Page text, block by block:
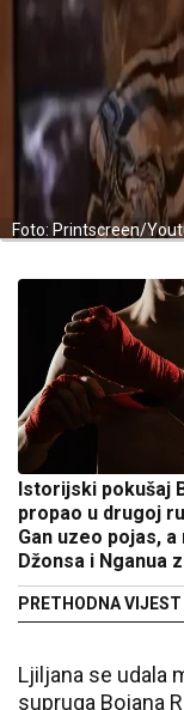
Foto: Printscreen/
Istorijski pokušaj
propao u drugoj
Gan uzeo pojas,
Džonsa i Nganua
mreže
PRETHODNA VIJEST
Ljiljana se udala
supruga Bojana